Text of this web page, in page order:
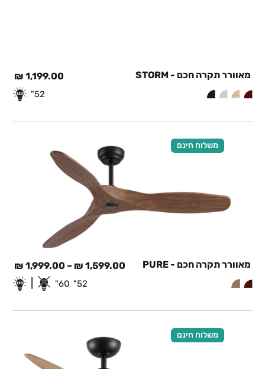
מאוורר תקרה חכם - STORM 1,199.00
₪
52"
משלוח חינם
מאוורר תקרה חכם - PURE 1,599.00
₪
–
1,999.00
₪
52"
60"
משלוח חינם